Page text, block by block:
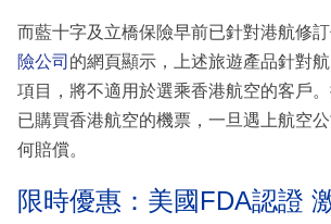
而藍十字及立橋保險早前已針對港航修訂
險公司 的網頁顯示，上述旅遊產品針對
項目，將不適用於選乘香港航空的客戶
已購買香港航空的機票，一旦遇上航空
何賠償。
限時優惠：美國FDA認證